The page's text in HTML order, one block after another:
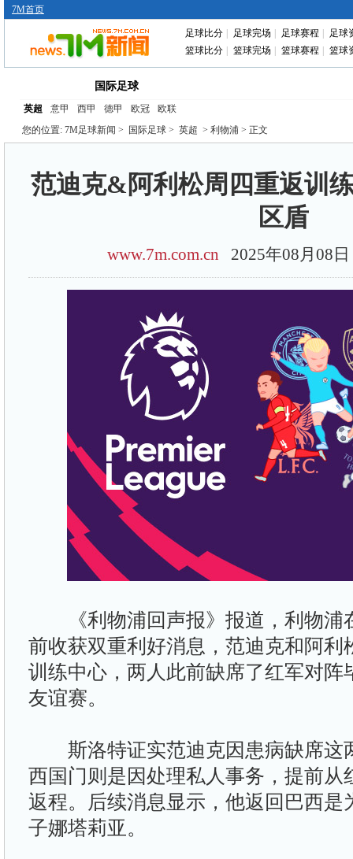
7M首页
足球比分 足球完场 足球赛程
足球
篮球比分
篮球完场 篮球赛程 篮球
国际足球
英超 意甲 西甲 德甲 欧冠
欧联
您的位置: 7M足球新闻 > 国际足球 > 英超 > 利物浦 > 正文
范迪克&阿利松周四重返训
区盾
www.7m.com.cn 2025年08月08
《利物浦回声报》报道，利物浦
前收获双重利好消息，范迪克和阿利
训练中心，两人此前缺席了红军对阵
友谊赛。
斯洛特证实范迪克因患病缺席这
西国门则是因处理私人事务，提前从
返程。后续消息显示，他返回巴西是
子娜塔莉亚。